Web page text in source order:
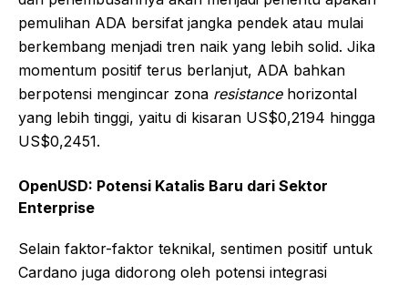
pemulihan ADA bersifat jangka pendek atau mulai
berkembang menjadi tren naik yang lebih solid. Jika
momentum positif terus berlanjut, ADA bahkan
berpotensi mengincar zona resistancehorizontal
yang lebih tinggi, yaitu di kisaran US$0,2194 hingga
US$0,2451.
OpenUSD: Potensi Katalis Baru dari Sektor
Enterprise
Selain faktor-faktor teknikal, sentimen positif untuk
Cardano juga didorong oleh potensi integrasi